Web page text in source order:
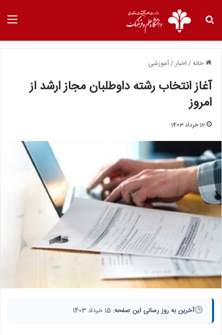
خانه/اخبار/آموزشی
آغاز انتخاب رشته داوطلبان مجاز ارشد از
امروز
12 خرداد 1403
آخرین به روز رسانی این صفحه: